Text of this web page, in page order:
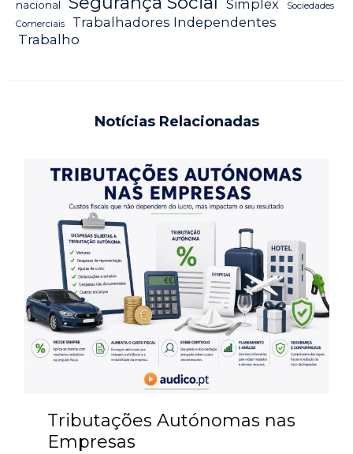
nacional
Simplex
Sociedades
Comerciais
Trabalhadores Independentes
Trabalho
Notícias Relacionadas
Tributações Autónomas nas
Empresas